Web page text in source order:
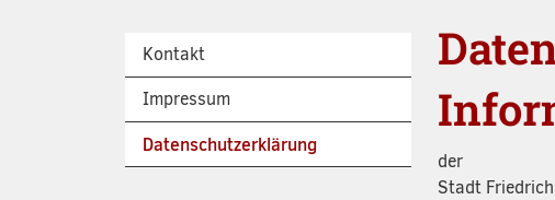
Kontakt
Impressum
Datenschutzerklärung
der
Stadt